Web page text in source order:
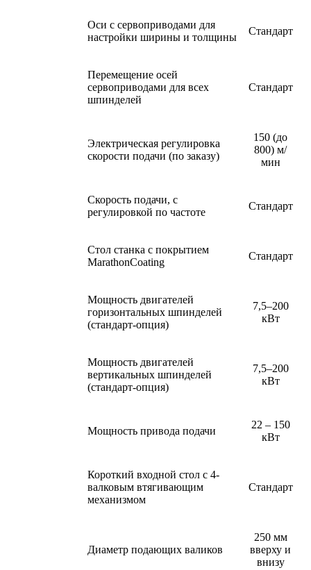
Оси с сервоприводами для
настройки ширины и толщины
Стандарт
Перемещение осей
сервоприводами для всех
шпинделей
Стандарт
Электрическая регулировка
скорости подачи (по заказу)
150 (до
800) м/
мин
Скорость подачи, с
регулировкой по частоте
Стандарт
Стол станка с покрытием
MarathonCoating
Стандарт
Мощность двигателей
горизонтальных шпинделей
(стандарт-опция)
7,5–200
кВт
Мощность двигателей
вертикальных шпинделей
(стандарт-опция)
7,5–200
кВт
Мощность привода подачи
22 – 150
кВт
Короткий входной стол с 4-
валковым втягивающим
механизмом
Стандарт
Диаметр подающих валиков
250 мм
вверху и
внизу